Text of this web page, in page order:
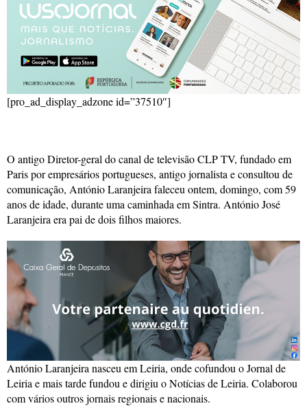
[pro_ad_display_adzone id=”37510″]
O antigo Diretor-geral do canal de televisão CLP TV, fundado em
Paris por empresários portugueses, antigo jornalista e consultou de
comunicação, António Laranjeira faleceu ontem, domingo, com 59
anos de idade, durante uma caminhada em Sintra. António José
Laranjeira era pai de dois filhos maiores.
António Laranjeira nasceu em Leiria, onde cofundou o Jornal de
Leiria e mais tarde fundou e dirigiu o Notícias de Leiria. Colaborou
com vários outros jornais regionais e nacionais.